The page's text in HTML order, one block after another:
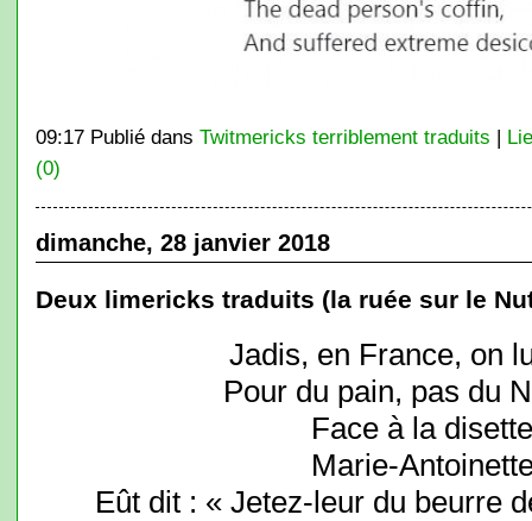
09:17 Publié dans Twitmericks terriblement traduits |
(0)
dimanche, 28 janvier 2018
Deux limericks traduits (la ruée sur le
Jadis, en France, on
Pour du pain, pas du
Face à la
Marie-
Eût dit : « Jetez-leur du beurre